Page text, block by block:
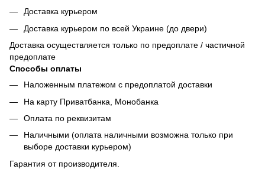
Доставка курьером
Доставка курьером по всей Украине (до двери)
Доставка осуществляется только по предоплате / частичной
предоплате
Способы оплаты
Наложенным платежом с предоплатой доставки
На карту Приватбанка, Монобанка
Оплата по реквизитам
Наличными (оплата наличными возможна только при
выборе доставки курьером)
Гарантия от производителя.